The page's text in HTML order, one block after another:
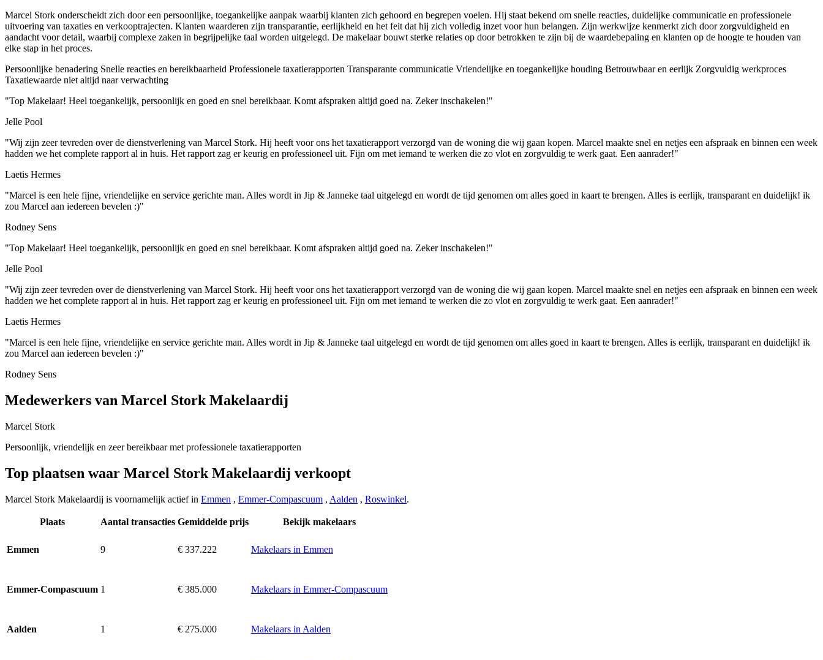
Marcel Stork onderscheidt zich door een persoonlijke, toegankelijke aanpak waarbij klanten zich gehoord en begrepen voelen. Hij staat bekend om snelle reacties, duidelijke communicatie en professionele
uitvoering van taxaties en verkooptrajecten. Klanten waarderen zijn transparantie, eerlijkheid en het feit dat hij zich volledig inzet voor hun belangen. Zijn werkwijze kenmerkt zich door zorgvuldigheid en
aandacht voor detail, waarbij complexe zaken in begrijpelijke taal worden uitgelegd. De makelaar bouwt sterke relaties op door betrokken te zijn bij de waardebepaling en klanten op de hoogte te houden van
elke stap in het proces.
Persoonlijke benadering Snelle reacties en bereikbaarheid Professionele taxatierapporten Transparante communicatie Vriendelijke en toegankelijke houding Betrouwbaar en eerlijk Zorgvuldig werkproces
Taxatiewaarde niet altijd naar verwachting
"Top Makelaar! Heel toegankelijk, persoonlijk en goed en snel bereikbaar. Komt afspraken altijd goed na. Zeker inschakelen!"
Jelle Pool
"Wij zijn zeer tevreden over de dienstverlening van Marcel Stork. Hij heeft voor ons het taxatierapport verzorgd van de woning die wij gaan kopen. Marcel maakte snel en netjes een afspraak en binnen een week
hadden we het complete rapport al in huis. Het rapport zag er keurig en professioneel uit. Fijn om met iemand te werken die zo vlot en zorgvuldig te werk gaat. Een aanrader!"
Laetis Hermes
"Marcel is een hele fijne, vriendelijke en service gerichte man. Alles wordt in Jip & Janneke taal uitgelegd en wordt de tijd genomen om alles goed in kaart te brengen. Alles is eerlijk, transparant en duidelijk! ik
zou Marcel aan iedereen bevelen :)"
Rodney Sens
"Top Makelaar! Heel toegankelijk, persoonlijk en goed en snel bereikbaar. Komt afspraken altijd goed na. Zeker inschakelen!"
Jelle Pool
"Wij zijn zeer tevreden over de dienstverlening van Marcel Stork. Hij heeft voor ons het taxatierapport verzorgd van de woning die wij gaan kopen. Marcel maakte snel en netjes een afspraak en binnen een week
hadden we het complete rapport al in huis. Het rapport zag er keurig en professioneel uit. Fijn om met iemand te werken die zo vlot en zorgvuldig te werk gaat. Een aanrader!"
Laetis Hermes
"Marcel is een hele fijne, vriendelijke en service gerichte man. Alles wordt in Jip & Janneke taal uitgelegd en wordt de tijd genomen om alles goed in kaart te brengen. Alles is eerlijk, transparant en duidelijk! ik
zou Marcel aan iedereen bevelen :)"
Rodney Sens
Medewerkers van Marcel Stork Makelaardij
Marcel Stork
Persoonlijk, vriendelijk en zeer bereikbaar met professionele taxatierapporten
Top plaatsen waar Marcel Stork Makelaardij verkoopt
Marcel Stork Makelaardij is voornamelijk actief in Emmen , Emmer-Compascuum , Aalden , Roswinkel.
Plaats Aantal transacties Gemiddelde prijs Bekijk makelaars
Emmen 9 € 337.222 Makelaars in Emmen
Emmer-Compascuum 1 € 385.000 Makelaars in Emmer-Compascuum
Aalden 1 € 275.000 Makelaars in Aalden